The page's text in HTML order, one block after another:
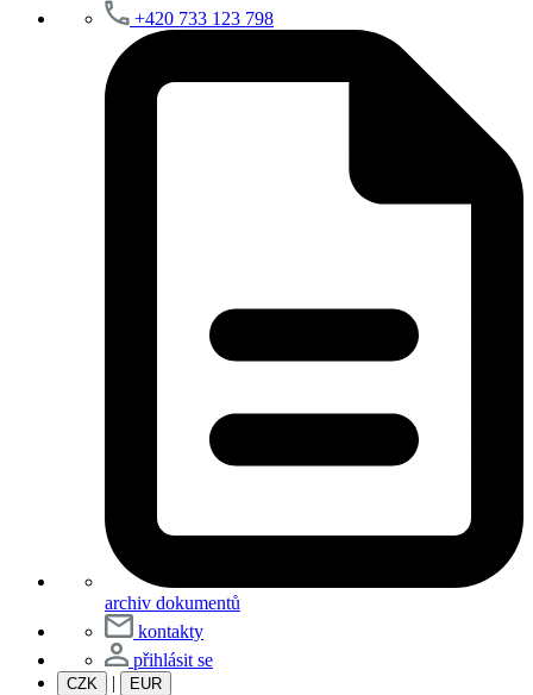
+420 733 123 798
archiv dokumentů
kontakty
přihlásit se
CZK | EUR